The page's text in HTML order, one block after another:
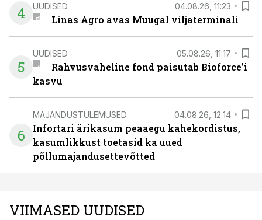
4 UUDISED 04.08.26, 11:23
Linas Agro avas Muugal viljaterminali
5
UUDISED 05.08.26, 11:17
Rahvusvaheline fond paisutab Bioforce’i
kasvu
6
MAJANDUSTULEMUSED 04.08.26, 12:14
Infortari ärikasum peaaegu kahekordistus,
kasumlikkust toetasid ka uued
põllumajandusettevõtted
VIIMASED UUDISED